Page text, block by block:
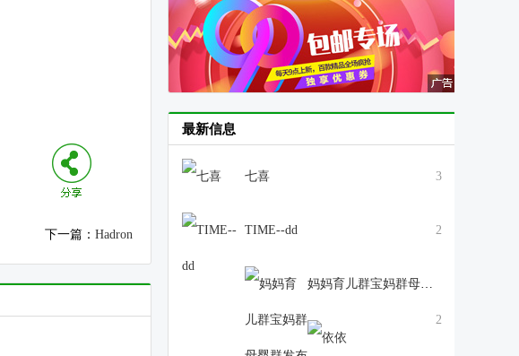
下一篇： Hadron
最新信息
七喜 3
TIME--dd 2
妈妈育儿群宝妈群母婴群发布微信群二维码大全
2